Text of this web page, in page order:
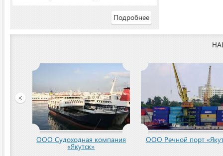
Подробнее
<
ООО Судоходная компания
«Якутск»
ООО Речной порт